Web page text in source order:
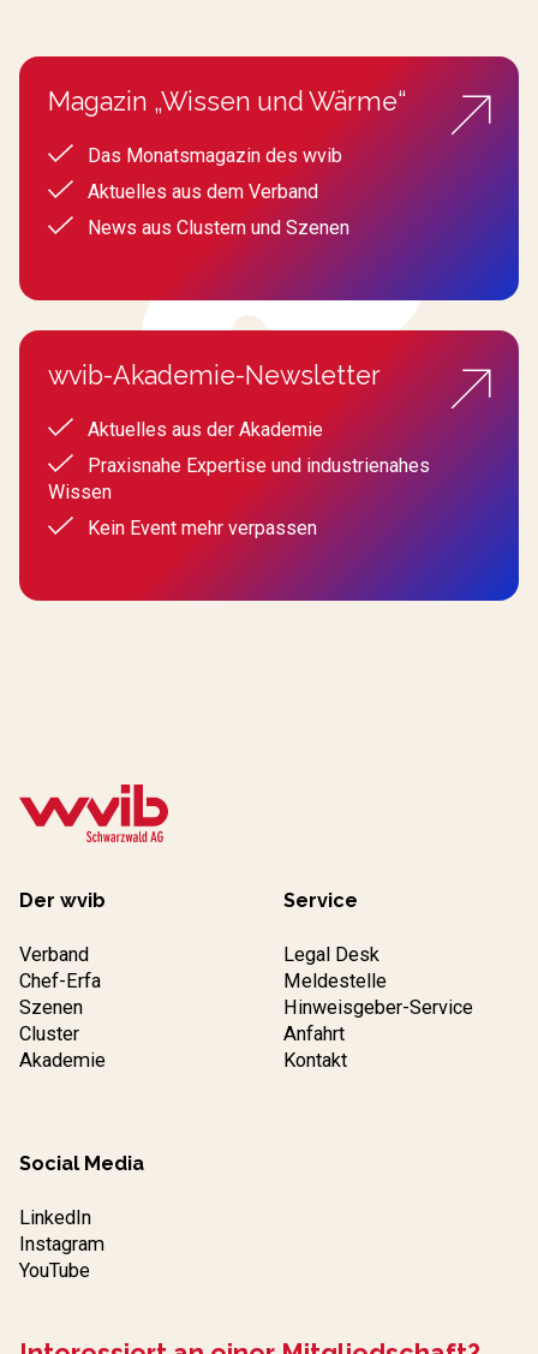
Magazin „Wissen und Wärme“
Das Monatsmagazin des wvib
Aktuelles aus dem Verband
News aus Clustern und Szenen
wvib-Akademie-Newsletter
Aktuelles aus der Akademie
Praxisnahe Expertise und industrienahes
Wissen
Kein Event mehr verpassen
Der wvib
Verband
Chef-Erfa
Szenen
Cluster
Akademie
Service
Legal Desk
Meldestelle
Hinweisgeber-Service
Anfahrt
Kontakt
Social Media
LinkedIn
Instagram
YouTube